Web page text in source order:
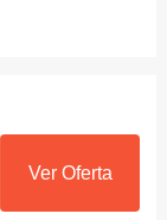
Ver Oferta